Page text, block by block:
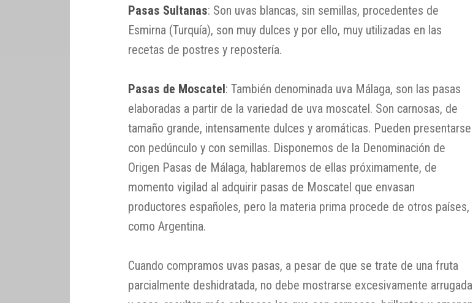
Pasas Sultanas: Son uvas blancas, sin semillas, procedentes de
Esmirna (Turquía), son muy dulces y por ello, muy utilizadas en las
recetas de postres y repostería.
Pasas de Moscatel: También denominada uva Málaga, son las pasas
elaboradas a partir de la variedad de uva moscatel. Son carnosas, de
tamaño grande, intensamente dulces y aromáticas. Pueden presentarse
con pedúnculo y con semillas. Disponemos de la Denominación de
Origen Pasas de Málaga, hablaremos de ellas próximamente, de
momento vigilad al adquirir pasas de Moscatel que envasan
productores españoles, pero la materia prima procede de otros países,
como Argentina.
Cuando compramos uvas pasas, a pesar de que se trate de una fruta
parcialmente deshidratada, no debe mostrarse excesivamente arrugada